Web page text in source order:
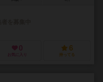
0
お気に入り
6
持ってる